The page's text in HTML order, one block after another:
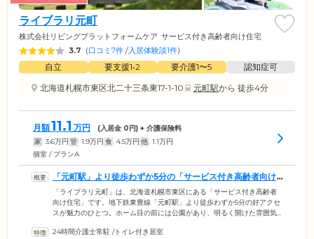
ライブラリ元町
株式会社リビングプラットフォームケア サービス付き高齢者向け住宅
3.7 (口コミ7件 /入居体験談1件)
自立 要支援1•2 要介護1〜5
認知症可
北海道札幌市東区北二十三条東17-1-10
元町駅から 徒歩4分
月額11.1 万円 (入居金 0円) + 介護保険料
家 3.6万円 管 1.9万円 食 4.5万円 他 1.1万円
個室 / プランA
「元町駅」より徒歩わずか5分の「サービス付き高齢者向け
住宅」です
「ライブラリ元町」は、北海道札幌市東区にある「サービス付き高齢者
向け住宅」です。地下鉄東豊線「元町駅」より徒歩わずか5分の好アクセ
スが魅力のひとつ。ホーム目の前には公園があり、明るく開けた雰囲気
からも好評のロケーションになっています。3階建ての館内は、バリアフ
24時間介護士常駐 /トイレ付き居室